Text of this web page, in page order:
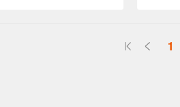
1